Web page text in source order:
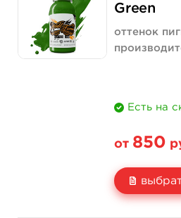
Количество купить
Green
оттенок
Есть на
от 850